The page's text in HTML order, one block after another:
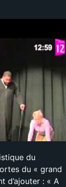
du
du « grand
d’ajouter : « A